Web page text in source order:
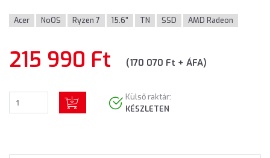
Acer NoOS Ryzen 7 15.6" TN SSD AMD Radeon
215 990 Ft (170 070 Ft + ÁFA)
Külső raktár:
KÉSZLETEN